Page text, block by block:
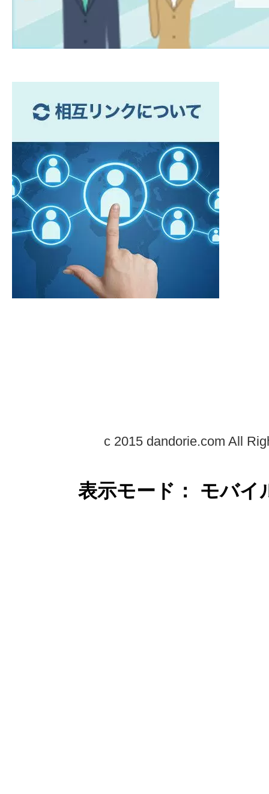
c 2015 dandorie.com All
表示モード： モバ